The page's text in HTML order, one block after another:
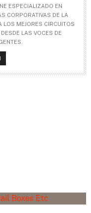
ESPECIALIZADO EN
CORPORATIVAS DE LA
LOS MEJORES CIRCUITOS
LAS VOCES DE